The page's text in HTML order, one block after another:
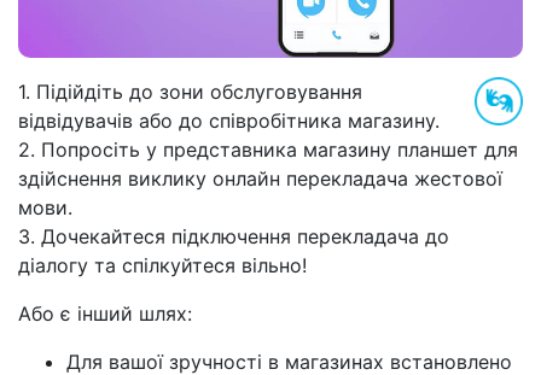
1. Підійдіть до зони обслуговування
відвідувачів або до співробітника магазину.
2. Попросіть у представника магазину планшет для
здійснення виклику онлайн перекладача жестової
мови.
3. Дочекайтеся підключення перекладача до
діалогу та спілкуйтеся вільно!
Або є інший шлях:
Для вашої зручності в магазинах встановлено